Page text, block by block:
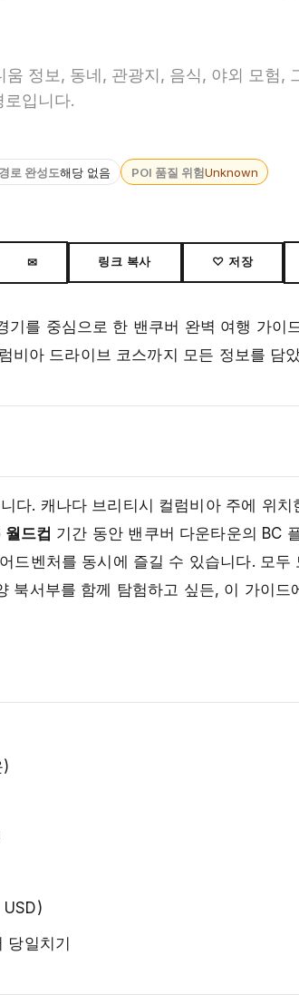
정보, 동네, 관광지, 음식, 야외 모험,
입니다.
경로 완성도해당 없음 POI 품질 위험Unknown
✉ 링크 복사 ♡ 저장
를 중심으로 한 밴쿠버 완벽 여행 가이
비아 드라이브 코스까지 모든 정보를 담
다. 캐나다 브리티시 컬럼비아 주에 위치
드컵 기간 동안 밴쿠버 다운타운의 BC
드벤처를 동시에 즐길 수 있습니다. 모두
북서부를 함께 탐험하고 싶든, 이 가이드
)
당일치기